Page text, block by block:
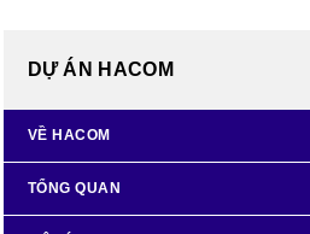
DỰ ÁN HACOM
VỀ HACOM
TỔNG QUAN